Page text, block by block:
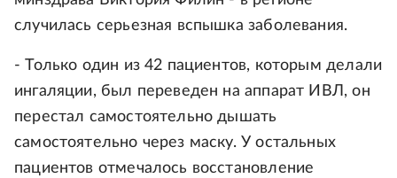
случилась серьезная вспышка заболевания.
- Только один из 42 пациентов, которым делали
ингаляции, был переведен на аппарат ИВЛ, он
перестал самостоятельно дышать
самостоятельно через маску. У остальных
пациентов отмечалось восстановление